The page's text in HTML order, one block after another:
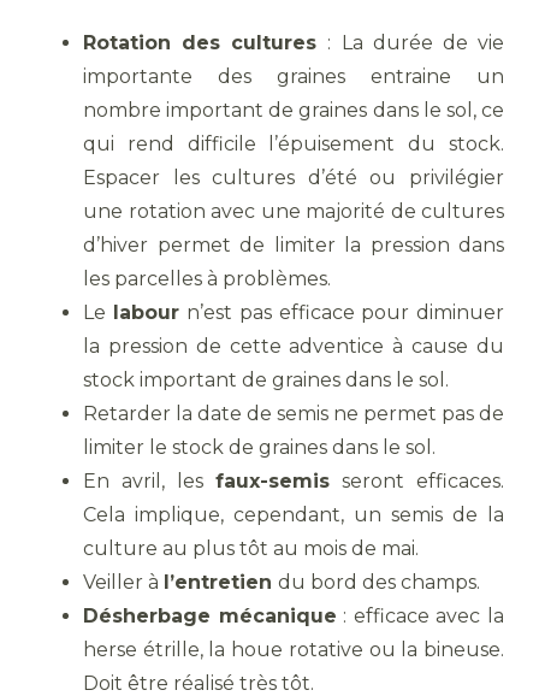
Rotation des cultures : La durée de vie
importante des graines entraine un
nombre important de graines dans le sol, ce
qui rend difficile l’épuisement du stock.
Espacer les cultures d’été ou privilégier
une rotation avec une majorité de cultures
d’hiver permet de limiter la pression dans
les parcelles à problèmes.
Le labour n’est pas efficace pour diminuer
la pression de cette adventice à cause du
stock important de graines dans le sol.
Retarder la date de semis ne permet pas de
limiter le stock de graines dans le sol.
En avril, les faux-semis seront efficaces.
Cela implique, cependant, un semis de la
culture au plus tôt au mois de mai.
Veiller à l’entretien du bord des champs.
Désherbage mécanique : efficace avec la
herse étrille, la houe rotative ou la bineuse.
Doit être réalisé très tôt.